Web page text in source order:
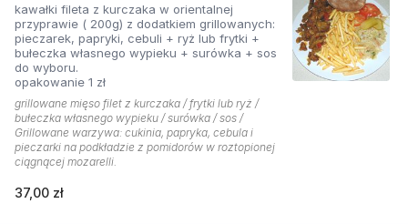
kawałki fileta z kurczaka w orientalnej
przyprawie ( 200g) z dodatkiem grillowanych:
pieczarek, papryki, cebuli + ryż lub frytki +
bułeczka własnego wypieku + surówka + sos
do wyboru.
opakowanie 1 zł
grillowane mięso filet z kurczaka / frytki lub ryż /
bułeczka własnego wypieku / surówka / sos /
Grillowane warzywa: cukinia, papryka, cebula i
pieczarki na podkładzie z pomidorów w roztopionej
ciągnącej mozarelli.
37,00 zł